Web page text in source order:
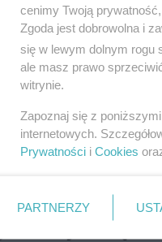
na remont
hity
cenimy Twoją
Zgoda jest dobrowolna i
się w lewym dolnym rogu
ale masz prawo
witrynie.
Zapoznaj się z
internetowych.
Prywatności i Cookies
PARTNERZY